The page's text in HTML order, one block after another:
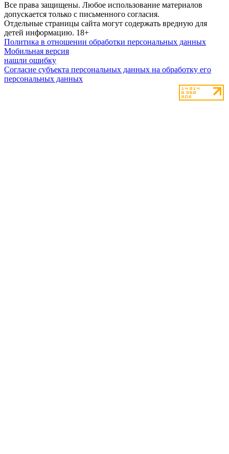
Все права защищены. Любое использование материалов
допускается только с письменного согласия.
Отдельные страницы сайта могут содержать вредную для
детей информацию. 18+
Политика в отношении обработки персональных данных
Мобильная версия
нашли ошибку
Согласие субъекта персональных данных на обработку его
персональных данных